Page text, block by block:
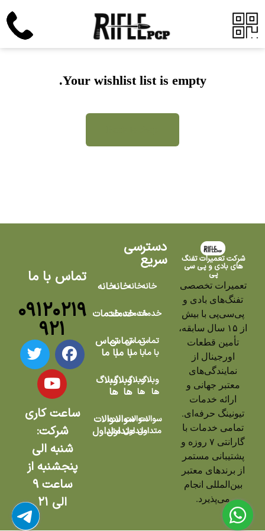
Your wishlist list is empty.
شرکت تعمیرات تفنگ
های بادی و پی سی
پی
تعمیرات تخصصی
تفنگ‌های بادی و
پی‌سی‌پی با بیش
از ۱۵ سال سابقه،
تأمین قطعات
اورجینال از
نمایندگی‌های
معتبر جهانی و
ارائه خدمات
تیونینگ حرفه‌ای.
تمامی خدمات با
گارانتی ۷ روزه و
پشتیبانی مستمر
از برندهای معتبر
بین‌المللی انجام
می‌پذیرد.
دسترسی
سریع
خانه
خدمات
تماس
با ما
وبلاگ
ها
سوالات
متداول
خانه
خدمات
تماس
با ما
وبلاگ
ها
سوالات
متداول
خانه
خدمات
تماس
با ما
وبلاگ
ها
سوالات
متداول
خانه
خدمات
تماس
با ما
وبلاگ
ها
سوالات
متداول
تماس با ما
۰۹۱۲۰۲۱۹
۹۲۱
ساعت کاری
شرکت:
شنبه الی
پنجشنبه از
ساعت ۹
الی ۲۱